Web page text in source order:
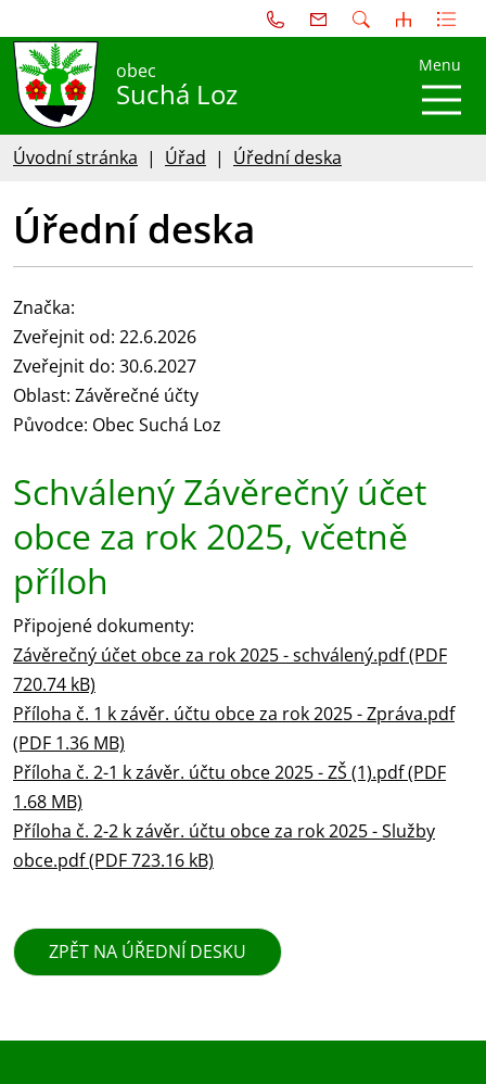
obec
Suchá Loz
Menu
Úvodní stránka Úřad Úřední deska
Úřední deska
Značka:
Zveřejnit od: 22.6.2026
Zveřejnit do: 30.6.2027
Oblast: Závěrečné účty
Původce: Obec Suchá Loz
Schválený Závěrečný účet
obce za rok 2025, včetně
příloh
Připojené dokumenty:
Závěrečný účet obce za rok 2025 - schválený.pdf (PDF
720.74 kB)
Příloha č. 1 k závěr. účtu obce za rok 2025 - Zpráva.pdf
(PDF 1.36 MB)
Příloha č. 2-1 k závěr. účtu obce 2025 - ZŠ (1).pdf (PDF
1.68 MB)
Příloha č. 2-2 k závěr. účtu obce za rok 2025 - Služby
obce.pdf (PDF 723.16 kB)
ZPĚT NA ÚŘEDNÍ DESKU